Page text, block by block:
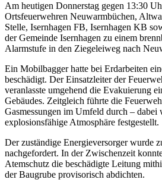
Am heutigen Donnerstag gegen 13:30
Ortsfeuerwehren Neuwarmbüchen,
Stelle, Isernhagen FB, Isernhagen KB
der Gemeinde Isernhagen zu einem
Alarmstufe in den Ziegeleiweg nach
Ein Mobilbagger hatte bei Erdarbeiten
beschädigt. Der Einsatzleiter der
veranlasste umgehend die Evakuierung
Gebäudes. Zeitgleich führte die
Gasmessungen im Umfeld durch – dabei
explosionsfähige Atmosphäre festgestellt.
Der zuständige Energieversorger wurde
nachgefordert. In der Zwischenzeit
Atemschutz die beschädigte Leitung
der Baugrube provisorisch abdichten.